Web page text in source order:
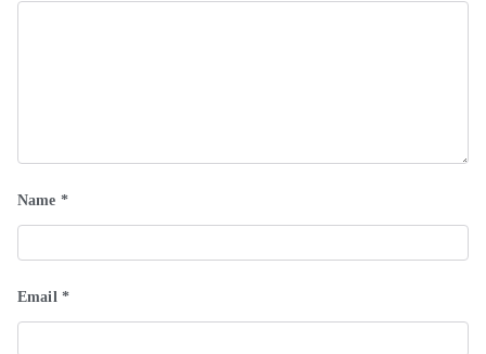
Name *
Email *